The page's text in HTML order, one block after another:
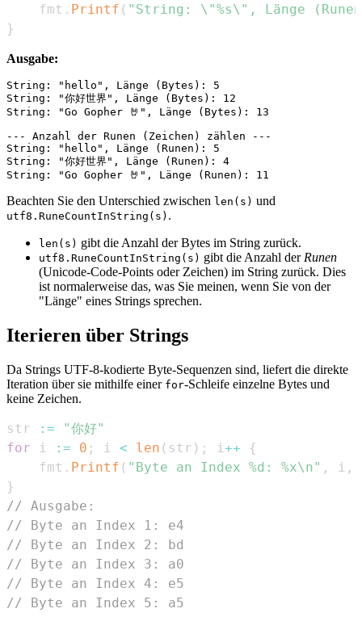
	fmt
. Printf ( "String: \"%s\", Länge
}
Ausgabe:
String: "hello", Länge (Bytes): 5
String: "你好世界", Länge (Bytes): 12
String: "Go Gopher 🤘", Länge (Bytes): 13
--- Anzahl der Runen (Zeichen) zählen ---
String: "hello", Länge (Runen): 5
String: "你好世界", Länge (Runen): 4
Beachten Sie den Unterschied zwischen len(s) und
utf8.RuneCountInString(s) .
len(s) gibt die Anzahl der Bytes im String zurück.
utf8.RuneCountInString(s) gibt die Anzahl der Runen
(Unicode-Code-Points oder Zeichen) im String zurück. Dies
ist normalerweise das, was Sie meinen, wenn Sie von der
"Länge" eines Strings sprechen.
Iterieren über Strings
Da Strings UTF-8-kodierte Byte-Sequenzen sind, liefert die direkte
Iteration über sie mithilfe einer for-Schleife einzelne Bytes und
keine Zeichen.
str :=
"你好"
for i := 0 ; i < len ( str ) ; i ++
{
	fmt
. Printf ( "Byte an Index %d: %x\n" , i ,
}
// Ausgabe:
// Byte an Index 1: e4
// Byte an Index 2: bd
// Byte an Index 3: a0
// Byte an Index 4: e5
// Byte an Index 5: a5